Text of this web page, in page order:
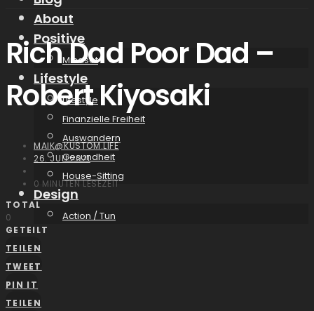
About
Positive
Mindset
Lifestyle
Lifestyle
Finanzielle Freiheit
Auswandern
Gesundheit
House-Sitting
Design
Action / Tun
Rich Dad Poor Dad –
Robert Kiyosaki
MAIK@KUSTOM.LIFE
26. JULI 2021
0 MINUTEN LESEZEIT
TOTAL
0
GETEILT
TEILEN
TWEET
PIN IT
TEILEN